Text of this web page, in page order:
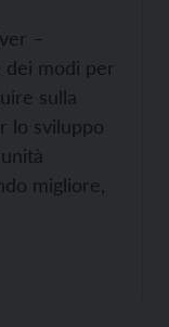
–
dei modi per
sulla
lo sviluppo
migliore,